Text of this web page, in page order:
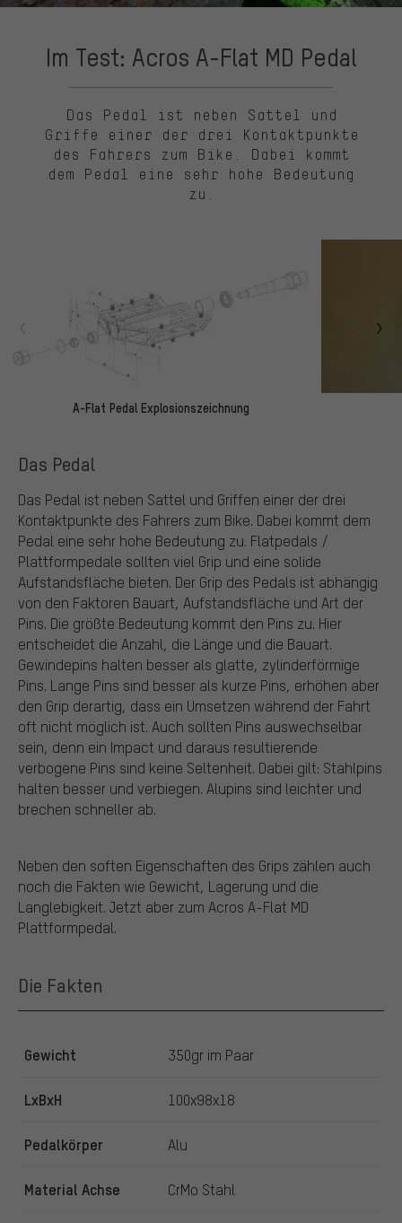
Im Test: Acros A-Flat MD Pedal
Das Pedal ist neben Sattel und
Griffe einer der drei Kontaktpunkte
des Fahrers zum Bike. Dabei kommt
dem Pedal eine sehr hohe Bedeutung
zu.
A-Flat Pedal Explosionszeichnung
Das Pedal
Das Pedal ist neben Sattel und Griffen einer der drei
Kontaktpunkte des Fahrers zum Bike. Dabei kommt dem
Pedal eine sehr hohe Bedeutung zu. Flatpedals /
Plattformpedale sollten viel Grip und eine solide
Aufstandsfläche bieten. Der Grip des Pedals ist abhängig
von den Faktoren Bauart, Aufstandsfläche und Art der
Pins. Die größte Bedeutung kommt den Pins zu. Hier
entscheidet die Anzahl, die Länge und die Bauart.
Gewindepins halten besser als glatte, zylinderförmige
Pins. Lange Pins sind besser als kurze Pins, erhöhen aber
den Grip derartig, dass ein Umsetzen während der Fahrt
oft nicht möglich ist. Auch sollten Pins auswechselbar
sein, denn ein Impact und daraus resultierende
verbogene Pins sind keine Seltenheit. Dabei gilt: Stahlpins
halten besser und verbiegen. Alupins sind leichter und
brechen schneller ab.
Neben den soften Eigenschaften des Grips zählen auch
noch die Fakten wie Gewicht, Lagerung und die
Langlebigkeit. Jetzt aber zum Acros A-Flat MD
Plattformpedal.
Die Fakten
Gewicht 350gr im Paar
LxBxH 100x98x18
Pedalkörper Alu
Material Achse CrMo Stahl